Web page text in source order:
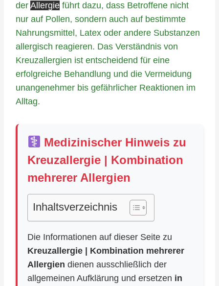
der Allergie führt dazu, dass Betroffene nicht
nur auf Pollen, sondern auch auf bestimmte
Nahrungsmittel, Latex oder andere Substanzen
allergisch reagieren. Das Verständnis von
Kreuzallergien ist entscheidend für eine
erfolgreiche Behandlung und die Vermeidung
unangenehmer bis gefährlicher Reaktionen im
Alltag.
Medizinischer Hinweis zu
Kreuzallergie | Kombination
mehrerer Allergien
Inhaltsverzeichnis
Die Informationen auf dieser Seite zu
Kreuzallergie | Kombination mehrerer
Allergien dienen ausschließlich der
allgemeinen Aufklärung und ersetzen in